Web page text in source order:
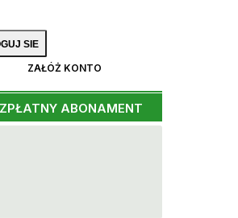
ZAŁÓŻ KONTO
ABONAMENT